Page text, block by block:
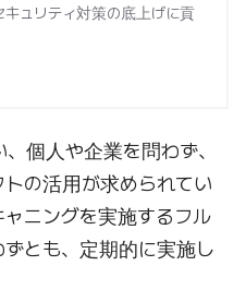
ュリティ対策の底上げに貢
個人や企業を問わず、
の活用が求められてい
ニングを実施するフル
とも、定期的に実施し